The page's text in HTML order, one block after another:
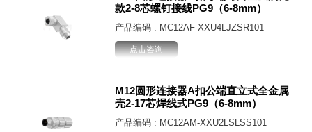
款2-8芯螺钉接线PG9（6-8mm）
产品编码 : MC12AF-XXU4LJZSR101
点击咨询
M12圆形连接器A扣公端直立式全金属
壳2-17芯焊线式PG9（6-8mm）
产品编码 : MC12AM-XXU2LSLSS101